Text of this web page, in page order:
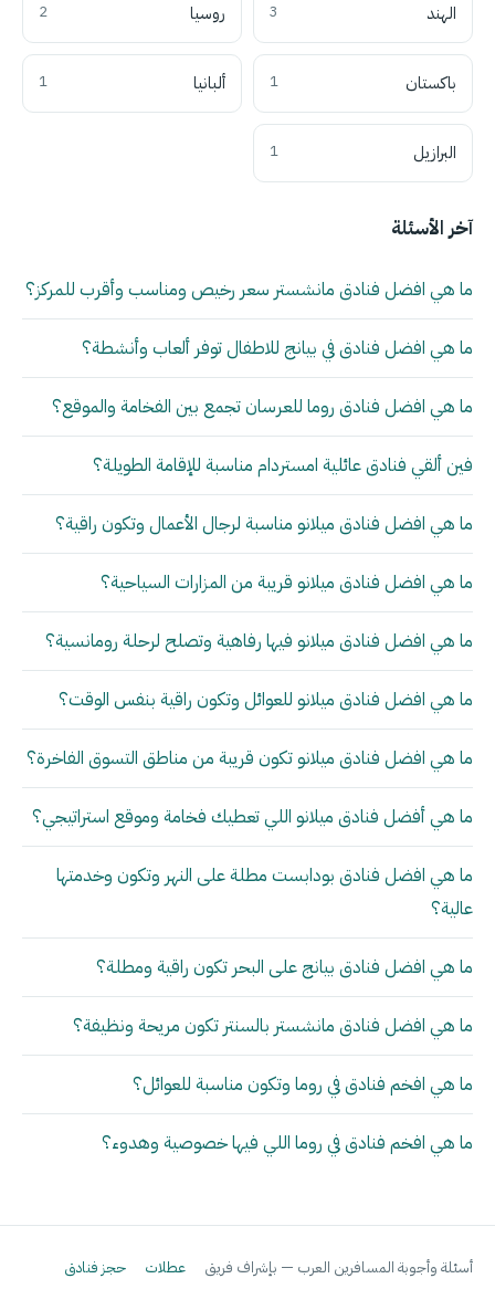
الهند 3 روسيا 2
باكستان 1 ألبانيا 1
البرازيل 1
آخر الأسئلة
ما هي افضل فنادق مانشستر سعر رخيص ومناسب وأقرب للمركز؟
ما هي افضل فنادق في بيانج للاطفال توفر ألعاب وأنشطة؟
ما هي افضل فنادق روما للعرسان تجمع بين الفخامة والموقع؟
فين ألقي فنادق عائلية امستردام مناسبة للإقامة الطويلة؟
ما هي افضل فنادق ميلانو مناسبة لرجال الأعمال وتكون راقية؟
ما هي افضل فنادق ميلانو قريبة من المزارات السياحية؟
ما هي افضل فنادق ميلانو فيها رفاهية وتصلح لرحلة رومانسية؟
ما هي افضل فنادق ميلانو للعوائل وتكون راقية بنفس الوقت؟
ما هي افضل فنادق ميلانو تكون قريبة من مناطق التسوق الفاخرة؟
ما هي أفضل فنادق ميلانو اللي تعطيك فخامة وموقع استراتيجي؟
ما هي افضل فنادق بودابست مطلة على النهر وتكون وخدمتها
عالية؟
ما هي افضل فنادق بيانج على البحر تكون راقية ومطلة؟
ما هي افضل فنادق مانشستر بالسنتر تكون مريحة ونظيفة؟
ما هي افخم فنادق في روما وتكون مناسبة للعوائل؟
ما هي افخم فنادق في روما اللي فيها خصوصية وهدوء؟
أسئلة وأجوبة المسافرين العرب — بإشراف فريق عطلات حجز فنادق